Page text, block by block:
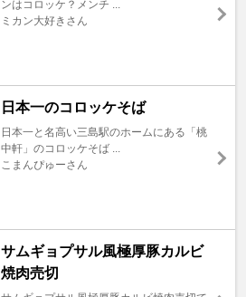
ンはコロッケ？メンチ ...
ミカン大好きさん
日本一のコロッケそば
日本一と名高い三島駅のホームにある「桃
中軒」のコロッケそば ...
こまんぴゅーさん
サムギョプサル風極厚豚カルビ
焼肉売切